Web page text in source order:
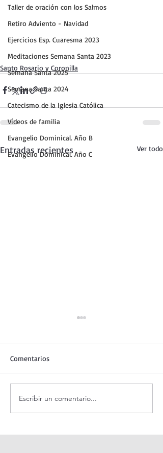
Taller de oración con los Salmos
Retiro Adviento - Navidad
Ejercicios Esp. Cuaresma 2023
Meditaciones Semana Santa 2023
Semana Santa 2025
Semana Santa 2024
Catecismo de la Iglesia Católica
Vídeos de familia
Evangelio Dominical. Año B
Evangelio Dominical. Año C
Santo Rosario y Coronilla
Entradas recientes Ver todo
Santo Rosario de hoy
sábado. Misterios Gozosos.
Comentarios
Escribir un comentario...